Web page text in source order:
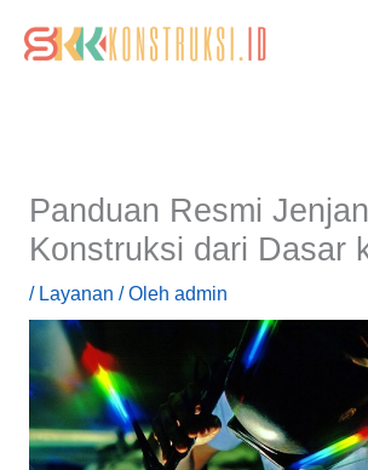
Panduan Resmi
Konstruksi dari Dasar
/ Layanan / Oleh admin